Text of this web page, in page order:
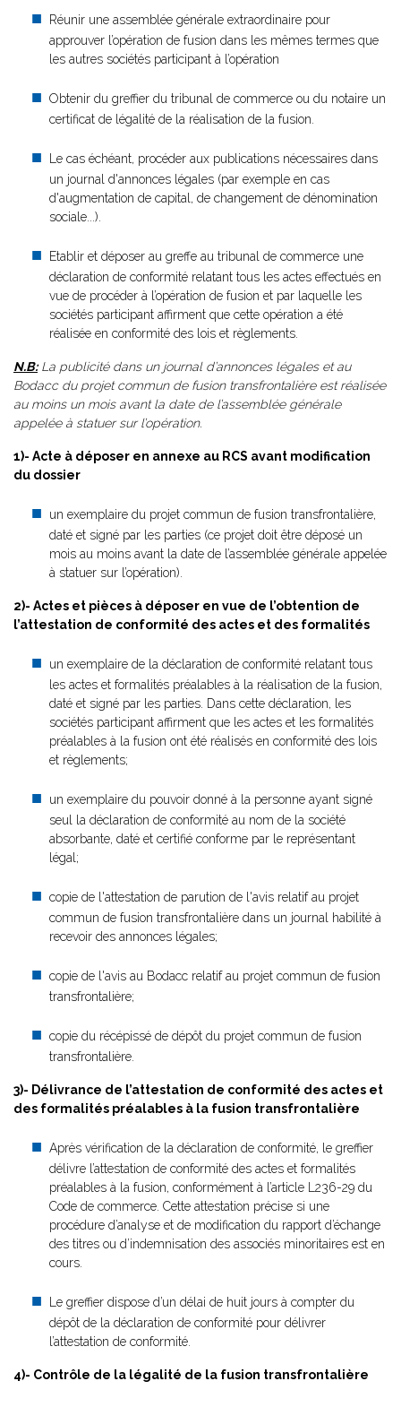
Réunir une assemblée générale extraordinaire pour
approuver l’opération de fusion dans les mêmes termes que
les autres sociétés participant à l’opération
Obtenir du greffier du tribunal de commerce ou du notaire un
certificat de légalité de la réalisation de la fusion.
Le cas échéant, procéder aux publications nécessaires dans
un journal d'annonces légales (par exemple en cas
d'augmentation de capital, de changement de dénomination
sociale...).
Etablir et déposer au greffe au tribunal de commerce une
déclaration de conformité relatant tous les actes effectués en
vue de procéder à l’opération de fusion et par laquelle les
sociétés participant affirment que cette opération a été
réalisée en conformité des lois et règlements.
N.B:La publicité dans un journal d’annonces légales et au
Bodacc du projet commun de fusion transfrontalière est réalisée
au moins un mois avant la date de l’assemblée générale
appelée à statuer sur l’opération.
1)- Acte à déposer en annexe au RCS avant modification
du dossier
un exemplaire du projet commun de fusion transfrontalière,
daté et signé par les parties (ce projet doit être déposé un
mois au moins avant la date de l’assemblée générale appelée
à statuer sur l’opération).
2)- Actes et pièces à déposer en vue de l’obtention de
l’attestation de conformité des actes et des formalités
un exemplaire de la déclaration de conformité relatant tous
les actes et formalités préalables à la réalisation de la fusion,
daté et signé par les parties. Dans cette déclaration, les
sociétés participant affirment que les actes et les formalités
préalables à la fusion ont été réalisés en conformité des lois
et règlements;
un exemplaire du pouvoir donné à la personne ayant signé
seul la déclaration de conformité au nom de la société
absorbante, daté et certifié conforme par le représentant
légal;
copie de l'attestation de parution de l'avis relatif au projet
commun de fusion transfrontalière dans un journal habilité à
recevoir des annonces légales;
copie de l'avis au Bodacc relatif au projet commun de fusion
transfrontalière;
copie du récépissé de dépôt du projet commun de fusion
transfrontalière.
3)- Délivrance de l’attestation de conformité des actes et
des formalités préalables à la fusion transfrontalière
Après vérification de la déclaration de conformité, le greffier
délivre l’attestation de conformité des actes et formalités
préalables à la fusion, conformément à l’article L236-29 du
Code de commerce. Cette attestation précise si une
procédure d’analyse et de modification du rapport d’échange
des titres ou d’indemnisation des associés minoritaires est en
cours.
Le greffier dispose d’un délai de huit jours à compter du
dépôt de la déclaration de conformité pour délivrer
l’attestation de conformité.
4)- Contrôle de la légalité de la fusion transfrontalière